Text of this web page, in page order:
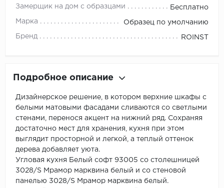
Замерщик на дом с образцами Бесплатно
Марка Образец по умолчанию
Бренд ROINST
Подробное описание
Дизайнерское решение, в котором верхние шкафы с
белыми матовыми фасадами сливаются со светлыми
стенами, перенося акцент на нижний ряд. Сохраняя
достаточно мест для хранения, кухня при этом
выглядит просторной и легкой, а теплый оттенок
дерева добавляет уюта.
Угловая кухня Белый софт 93005 со столешницей
3028/S Мрамор марквина белый и со стеновой
панелью 3028/S Мрамор марквина белый.